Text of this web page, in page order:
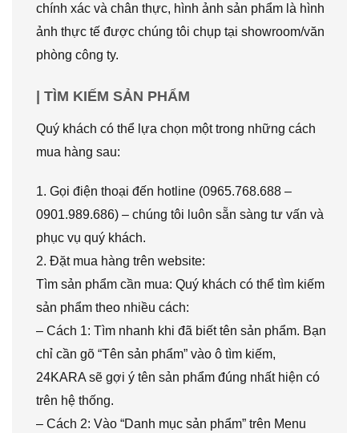
chính xác và chân thực, hình ảnh sản phẩm là hình
ảnh thực tế được chúng tôi chụp tại showroom/văn
phòng công ty.
| TÌM KIẾM SẢN PHẨM
Quý khách có thể lựa chọn một trong những cách
mua hàng sau:
1. Gọi điện thoại đến hotline (0965.768.688 –
0901.989.686) – chúng tôi luôn sẵn sàng tư vấn và
phục vụ quý khách.
2. Đặt mua hàng trên website:
Tìm sản phẩm cần mua: Quý khách có thể tìm kiếm
sản phẩm theo nhiều cách:
– Cách 1: Tìm nhanh khi đã biết tên sản phẩm. Bạn
chỉ cần gõ “Tên sản phẩm” vào ô tìm kiếm,
24KARA sẽ gợi ý tên sản phẩm đúng nhất hiện có
trên hệ thống.
– Cách 2: Vào “Danh mục sản phẩm” trên Menu